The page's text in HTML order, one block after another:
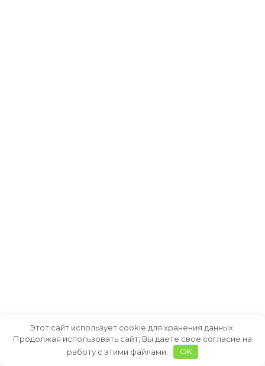
Этот сайт использует cookie для хранения данных.
Продолжая использовать сайт, Вы даете свое согласие на
работу с этими файлами.
OK